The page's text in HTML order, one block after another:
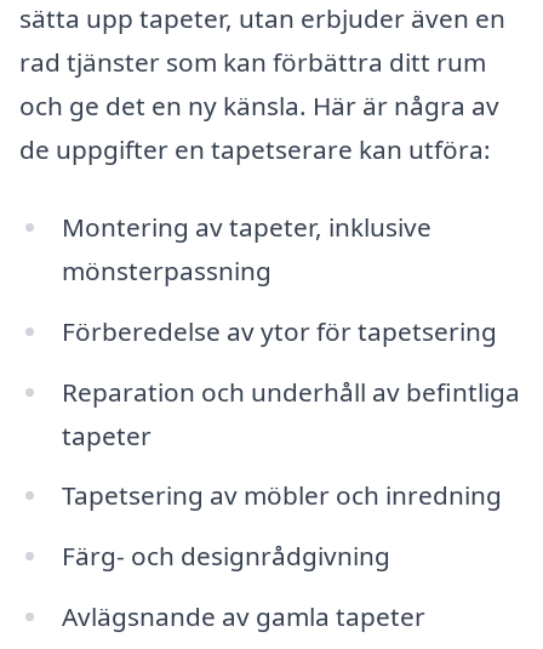
sätta upp tapeter, utan erbjuder även en
rad tjänster som kan förbättra ditt rum
och ge det en ny känsla. Här är några av
de uppgifter en tapetserare kan utföra:
Montering av tapeter, inklusive
mönsterpassning
Förberedelse av ytor för tapetsering
Reparation och underhåll av befintliga
tapeter
Tapetsering av möbler och inredning
Färg- och designrådgivning
Avlägsnande av gamla tapeter